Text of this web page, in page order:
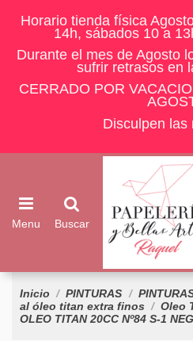
Horario tienda física
14h, sábados 10 a
Durante el mes de Agosto
sufrir retrasos en
CERRADO POR
Disculpen las
Menu Buscar
Inicio PINTURAS
al óleo titan extra finos
Oleo
OLEO TITAN 20CC Nº84 S-1